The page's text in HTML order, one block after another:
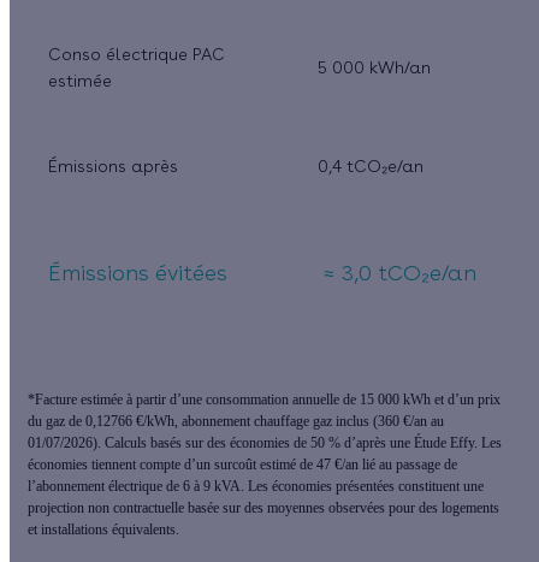
Conso électrique PAC
estimée
5 000 kWh/an
Émissions après 0,4 tCO₂e/an
Émissions évitées ≈ 3,0 tCO₂e/an
*Facture estimée à partir d’une consommation annuelle de 15 000 kWh et d’un prix
du gaz de 0,12766 €/kWh, abonnement chauffage gaz inclus (360 €/an au
01/07/2026). Calculs basés sur des économies de 50 % d’après une Étude Effy. Les
économies tiennent compte d’un surcoût estimé de 47 €/an lié au passage de
l’abonnement électrique de 6 à 9 kVA. Les économies présentées constituent une
projection non contractuelle basée sur des moyennes observées pour des logements
et installations équivalents.